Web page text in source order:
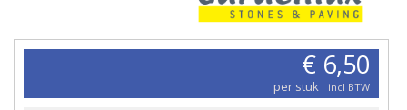
€ 6,50
per stuk incl BTW